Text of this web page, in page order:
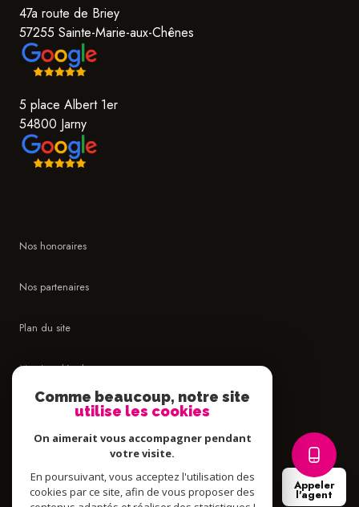
Appeler
l'agent
47a route de Briey
57255 Sainte-Marie-aux-Chênes
5 place Albert 1er
54800 Jarny
Nos honoraires
Nos partenaires
Plan du site
Mentions légales
Cookies
Comme beaucoup, notre site
utilise les cookies
On aimerait vous accompagner pendant
votre visite.
En poursuivant, vous acceptez l'utilisation des
cookies par ce site, afin de vous proposer des